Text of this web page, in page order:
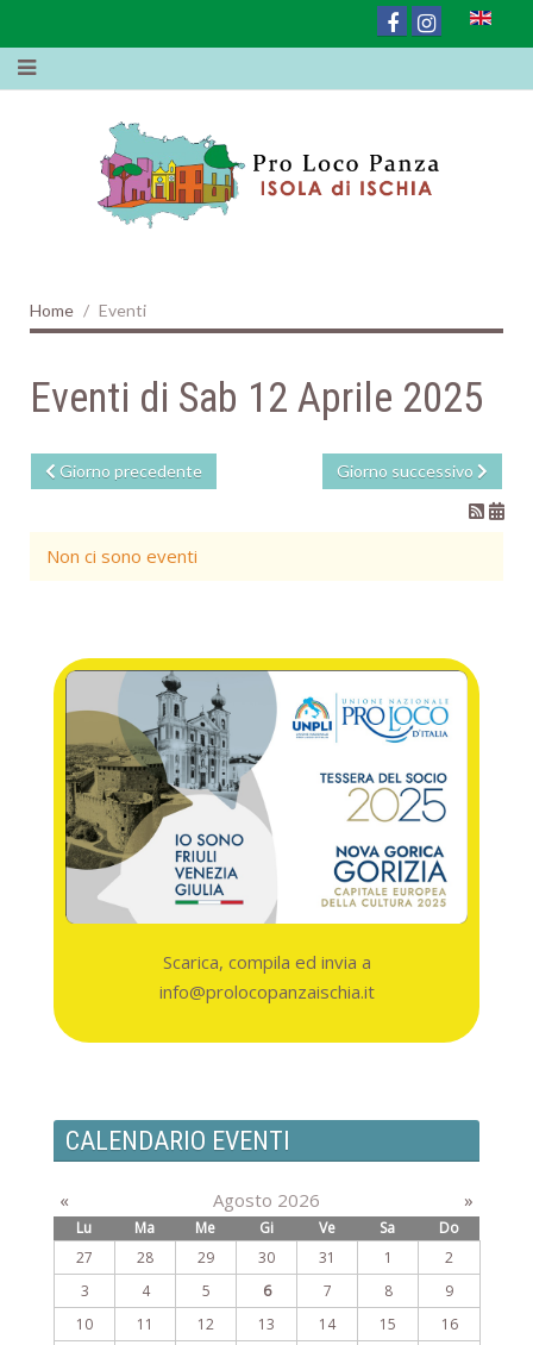
Home Eventi
Eventi di Sab 12 Aprile 2025
Giorno precedente Giorno successivo
Non ci sono eventi
Scarica, compila ed invia a
info@prolocopanzaischia.it
CALENDARIO EVENTI
« Agosto 2026 »
Lu Ma Me Gi Ve Sa
Do
27
28 29 30 31 1
2
3
4 5 6 7 8
9
10
11 12 13 14 15
16